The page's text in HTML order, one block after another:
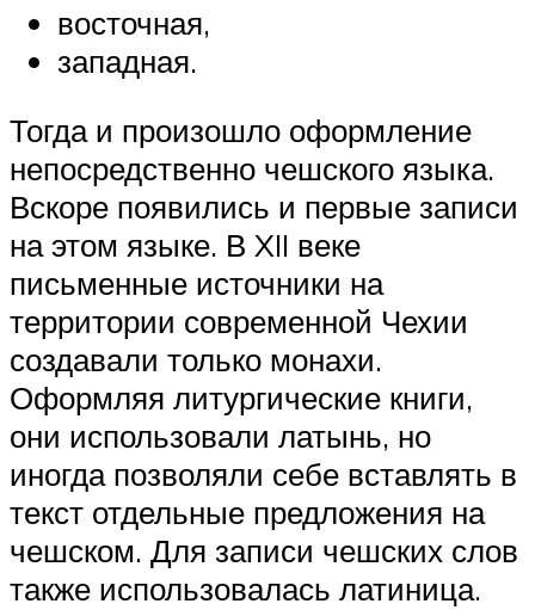
восточная,
западная.
Тогда и произошло оформление
непосредственно чешского языка.
Вскоре появились и первые записи
на этом языке. В XII веке
письменные источники на
территории современной Чехии
создавали только монахи.
Оформляя литургические книги,
они использовали латынь, но
иногда позволяли себе вставлять в
текст отдельные предложения на
чешском. Для записи чешских слов
также использовалась латиница.